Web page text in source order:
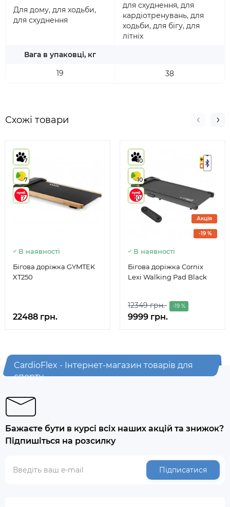
Для дому, для ходьби,
для схуднення
Вага в упаковці, кг
19
для схуднення, для
кардіотренувань, для
ходьби, для бігу, для
літніх
38
Схожі товари
7
7
7
В наявності
Бігова доріжка GYMTEK
XT250
22488 грн.
10
10
10
-19 %
Акція
В наявності
Бігова доріжка Cornix
Lexi Walking Pad Black
12349 грн. -19 %
9999 грн.
CardioFlex - Інтернет-магазин товарів для
спорту
Бажаєте бути в курсі всіх наших акцій та знижок?
Підпишіться на розсилку
Підписатися